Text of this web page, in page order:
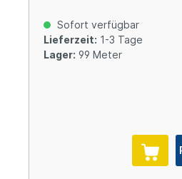
Sofort verfügbar
Lieferzeit: 1-3 Tage
Lager: 99 Meter